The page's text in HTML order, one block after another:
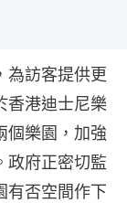
為訪客提供更
香港迪士尼樂
個樂園，加強
政府正密切監
有否空間作下